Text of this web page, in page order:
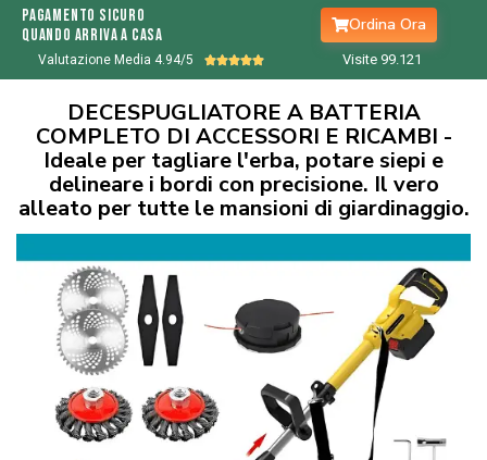
Pagamento sicuro
quando arriva a casa
Ordina Ora
Valutazione Media 4.94/5  Visite 99.122
DECESPUGLIATORE A BATTERIA
COMPLETO DI ACCESSORI E RICAMBI -
Ideale per tagliare l'erba, potare siepi e
delineare i bordi con precisione. Il vero
alleato per tutte le mansioni di giardinaggio.